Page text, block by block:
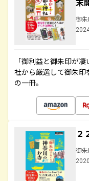
御
「御利益と御朱印が
社から厳選して御朱
の一冊。
２
御